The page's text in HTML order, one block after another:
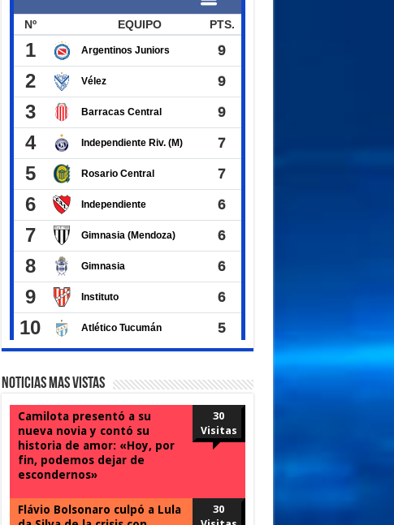
Noticias Mas Vistas
Camilota presentó a su
nueva novia y contó su
historia de amor: «Hoy, por
fin, podemos dejar de
escondernos»
30
Visitas
Flávio Bolsonaro culpó a Lula
30